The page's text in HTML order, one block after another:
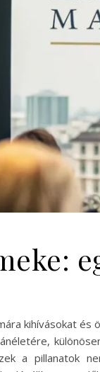
kihívásokat
a pillanatok